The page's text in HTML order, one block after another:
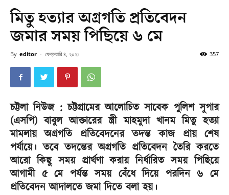
মিতু হত্যার অগ্রগতি প্রতিবেদন
জমার সময় পিছিয়ে ৬ মে
By editor - ফেব্রুয়ারি ৪, ২০২১ 357
চট্টলা নিউজ : চট্টগ্রামের আলোচিত সাবেক পুলিশ সুপার
(এসপি) বাবুল আক্তারের স্ত্রী মাহমুদা খানম মিতু হত্যা
মামলায় অগ্রগতি প্রতিবেদনের তদন্ত কাজ প্রায় শেষ
পর্যায়ে। তবে তদন্তের অগ্রগতি প্রতিবেদন তৈরি করতে
আরো কিছু সময় প্রার্থণা করায় নির্ধারিত সময় পিছিয়ে
আগামী ৫ মে পর্যন্ত সময় বেঁধে দিয়ে পরদিন ৬ মে
প্রতিবেদন আদালতে জমা দিতে বলা হয়।